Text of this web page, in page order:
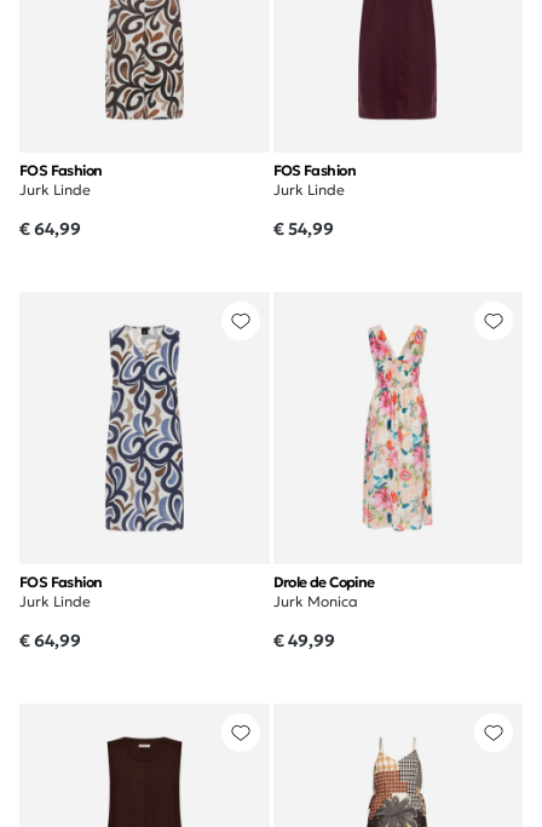
FOS Fashion
Jurk Linde
€ 64,99
FOS Fashion
Jurk Linde
€ 54,99
FOS Fashion
Jurk Linde
€ 64,99
Drole de Copine
Jurk Monica
€ 49,99